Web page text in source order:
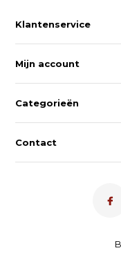
Klantenservice
Mijn account
Categorieën
Contact